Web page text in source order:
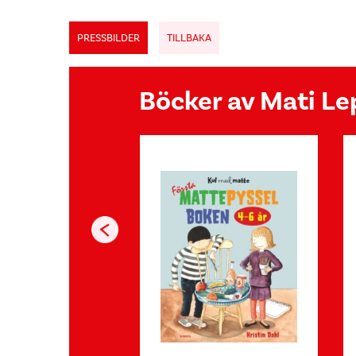
PRESSBILDER TILLBAKA
Böcker av Mati